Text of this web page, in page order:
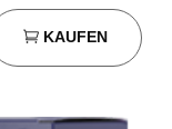
KAUFEN